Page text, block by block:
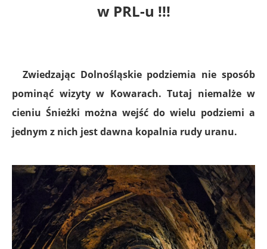
w PRL-u !!!
Zwiedzając Dolnośląskie podziemia nie sposób
pominąć wizyty w Kowarach. Tutaj niemalże w
cieniu Śnieżki można wejść do wielu podziemi a
jednym z nich jest dawna kopalnia rudy uranu.